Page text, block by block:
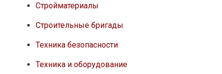
Стройматериалы
Строительные бригады
Техника безопасности
Техника и оборудование